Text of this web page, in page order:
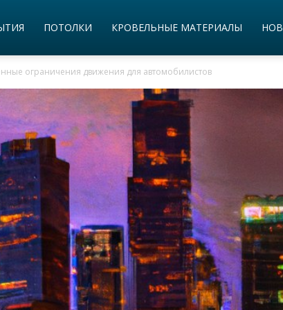
ПОТОЛКИ КРОВЕЛЬНЫЕ МАТЕРИАЛЫ
ограничения движения для автомобилистов